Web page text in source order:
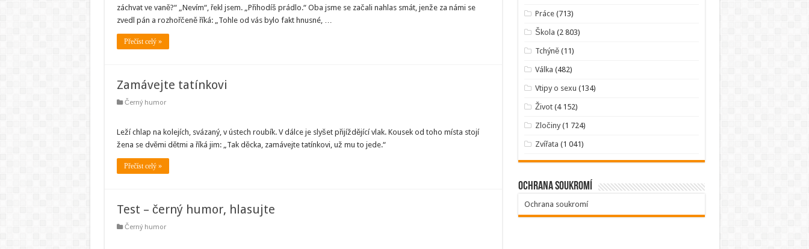
záchvat ve vaně?“ „Nevím“, řekl jsem. „Přihodíš prádlo.“ Oba jsme se začali nahlas smát, jenže za námi se
zvedl pán a rozhořčeně říká: „Tohle od vás bylo fakt hnusné, …
Přečíst celý »
Zamávejte tatínkovi
Černý humor
Leží chlap na kolejích, svázaný, v ústech roubík. V dálce je slyšet přijíždějící vlak. Kousek od toho místa stojí
žena se dvěmi dětmi a říká jim: „Tak děcka, zamávejte tatínkovi, už mu to jede.“
Přečíst celý »
Test – černý humor, hlasujte
Černý humor
Práce (713)
Škola (2 803)
Tchýně (11)
Válka (482)
Vtipy o sexu (134)
Život (4 152)
Zločiny (1 724)
Zvířata (1 041)
Ochrana soukromí
Ochrana soukromí